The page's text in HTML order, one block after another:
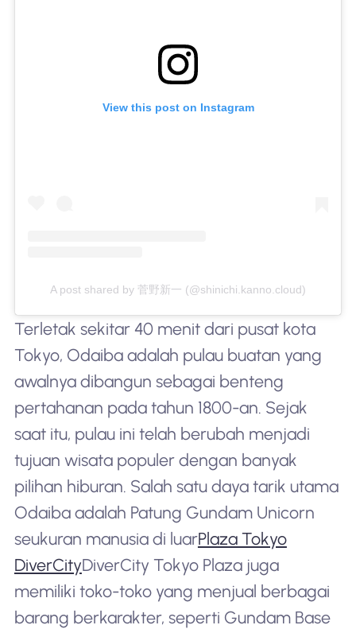
View this post on Instagram
A post shared by 菅野新一 (@shinichi.kanno.cloud)
Terletak sekitar 40 menit dari pusat kota
Tokyo, Odaiba adalah pulau buatan yang
awalnya dibangun sebagai benteng
pertahanan pada tahun 1800-an. Sejak
saat itu, pulau ini telah berubah menjadi
tujuan wisata populer dengan banyak
pilihan hiburan. Salah satu daya tarik utama
Odaiba adalah Patung Gundam Unicorn
seukuran manusia di luarPlaza Tokyo
DiverCityDiverCity Tokyo Plaza juga
memiliki toko-toko yang menjual berbagai
barang berkarakter, seperti Gundam Base